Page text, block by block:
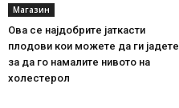
Магазин
Ова се најдобрите јаткасти
плодови кои можете да ги јадете
за да го намалите нивото на
холестерол